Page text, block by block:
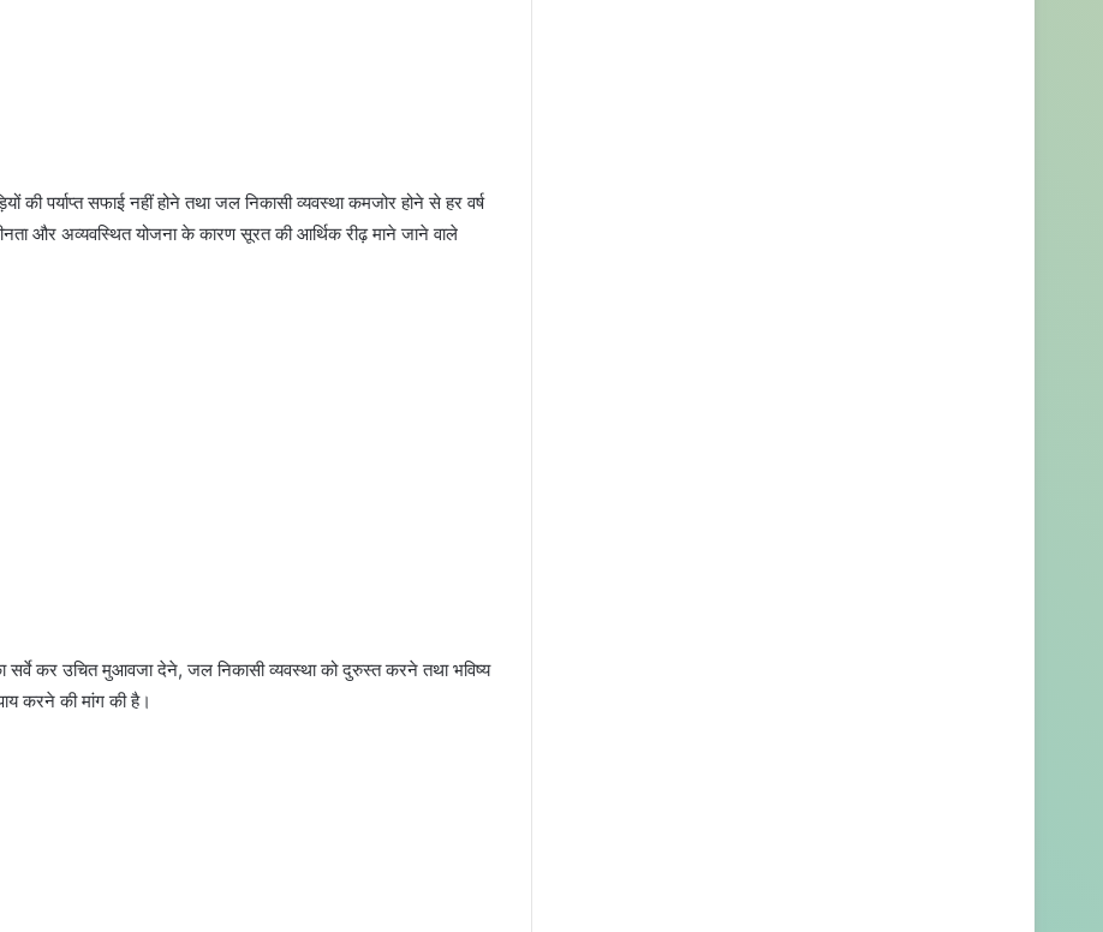
की पर्याप्त सफाई नहीं होने तथा जल निकासी व्यवस्था कमजोर होने से हर वर्ष
और अव्यवस्थित योजना के कारण सूरत की आर्थिक रीढ़ माने जाने वाले
सर्वे कर उचित मुआवजा देने, जल निकासी व्यवस्था को दुरुस्त करने तथा भविष्य
करने की मांग की है।